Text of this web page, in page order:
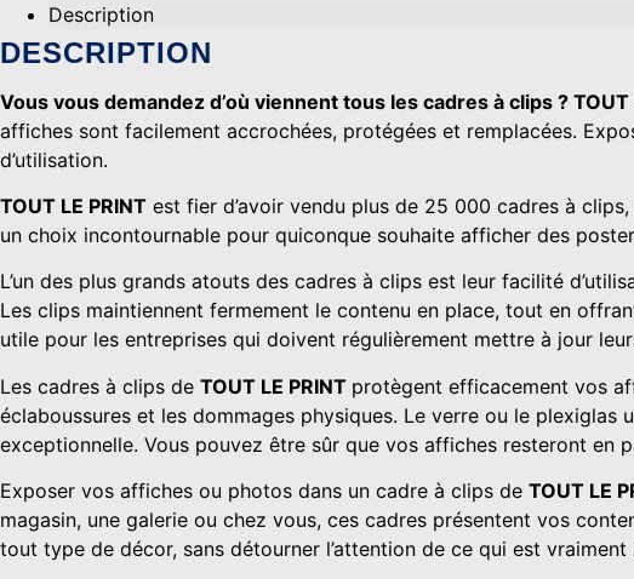
Sweat
PAPETERIE
CATALOGUE
Reliure agrafé
Reliure dos carré collé
Catalogue
FLYER
Flyer luxe
Flyer écologique
AGENDAS
Agenda classique
Agenda 4 langues
Agenda 6 langues
POUR
Bloc-notes standard
Mémo & notes
Carnet
SIGNALETIQUE
Description
DESCRIPTION
Vous vous demandez d’où viennent tous les cadres à clips ? TOUT
affiches sont facilement accrochées, protégées et remplacées.
d’utilisation.
TOUT LE PRINT est fier d’avoir vendu plus de 25 000 cadres à
un choix incontournable pour quiconque souhaite afficher des
L’un des plus grands atouts des cadres à clips est leur facilité
Les clips maintiennent fermement le contenu en place, tout en
utile pour les entreprises qui doivent régulièrement mettre à jour
Les cadres à clips de TOUT LE PRINT protègent efficacement vos
éclaboussures et les dommages physiques. Le verre ou le
exceptionnelle. Vous pouvez être sûr que vos affiches resteront en
Exposer vos affiches ou photos dans un cadre à clips de TOUT LE
magasin, une galerie ou chez vous, ces cadres présentent vos
tout type de décor, sans détourner l’attention de ce qui est